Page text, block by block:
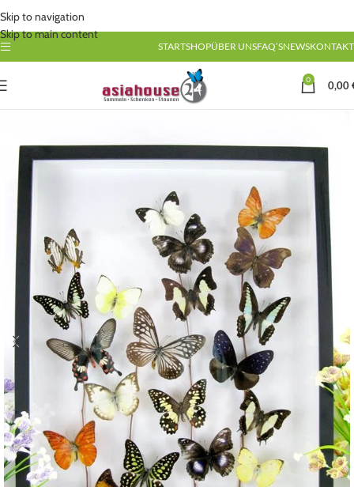
Skip to navigation
Skip to main content
STARTSHOPÜBER UNSFAQ’SNEWSKONTAKT
0 0,00